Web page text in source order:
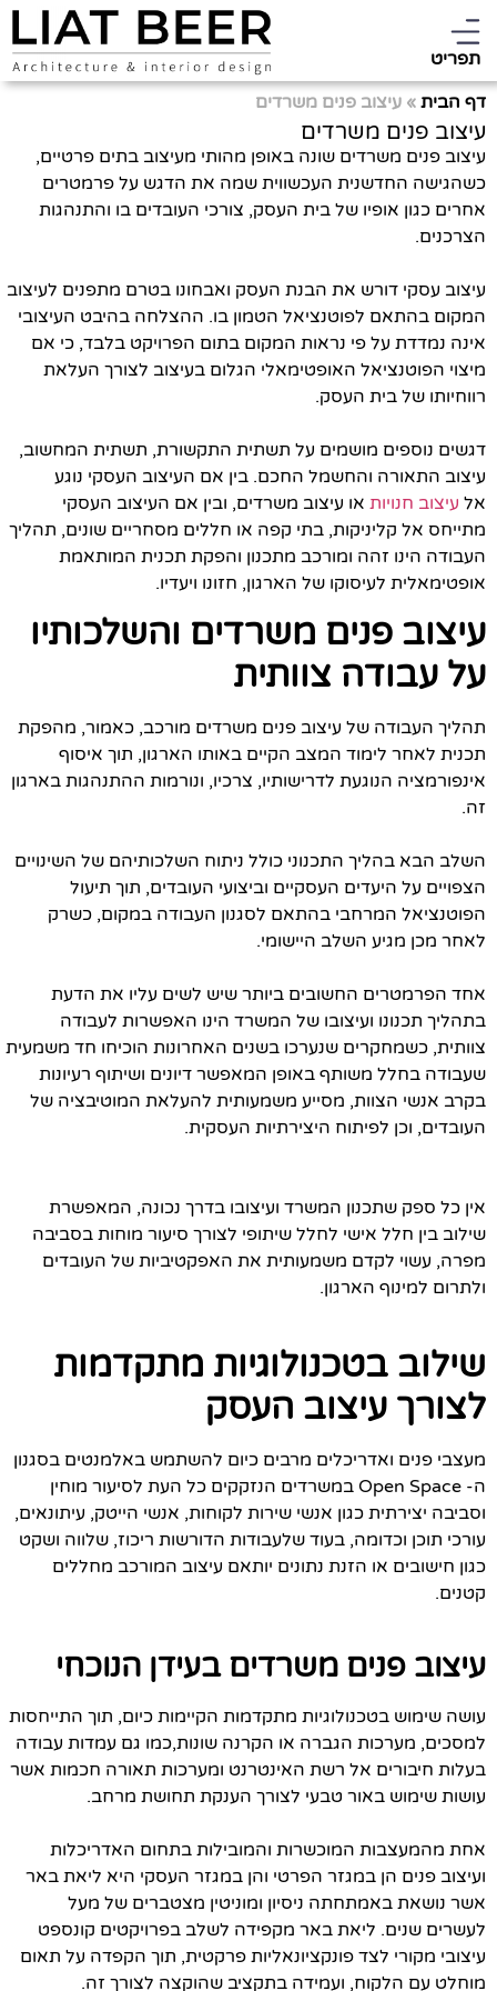
דף הבית » עיצוב פנים משרדים
עיצוב פנים משרדים
עיצוב פנים משרדים שונה באופן מהותי מעיצוב בתים פרטיים,
כשהגישה החדשנית העכשווית שמה את הדגש על פרמטרים
אחרים כגון אופיו של בית העסק, צורכי העובדים בו והתנהגות
הצרכנים.
עיצוב עסקי דורש את הבנת העסק ואבחונו בטרם מתפנים לעיצוב
המקום בהתאם לפוטנציאל הטמון בו. ההצלחה בהיבט העיצובי
אינה נמדדת על פי נראות המקום בתום הפרויקט בלבד, כי אם
מיצוי הפוטנציאל האופטימאלי הגלום בעיצוב לצורך העלאת
רווחיותו של בית העסק.
דגשים נוספים מושמים על תשתית התקשורת, תשתית המחשוב,
עיצוב התאורה והחשמל החכם. בין אם העיצוב העסקי נוגע
אל עיצוב חנויות או עיצוב משרדים, ובין אם העיצוב העסקי
מתייחס אל קליניקות, בתי קפה או חללים מסחריים שונים, תהליך
העבודה הינו זהה ומורכב מתכנון והפקת תכנית המותאמת
אופטימאלית לעיסוקו של הארגון, חזונו ויעדיו.
עיצוב פנים משרדים והשלכותיו
על עבודה צוותית
תהליך העבודה של עיצוב פנים משרדים מורכב, כאמור, מהפקת
תכנית לאחר לימוד המצב הקיים באותו הארגון, תוך איסוף
אינפורמציה הנוגעת לדרישותיו, צרכיו, ונורמות ההתנהגות בארגון
זה.
השלב הבא בהליך התכנוני כולל ניתוח השלכותיהם של השינויים
הצפויים על היעדים העסקיים וביצועי העובדים, תוך תיעול
הפוטנציאל המרחבי בהתאם לסגנון העבודה במקום, כשרק
לאחר מכן מגיע השלב היישומי.
אחד הפרמטרים החשובים ביותר שיש לשים עליו את הדעת
בתהליך תכנונו ועיצובו של המשרד הינו האפשרות לעבודה
צוותית, כשמחקרים שנערכו בשנים האחרונות הוכיחו חד משמעית
שעבודה בחלל משותף באופן המאפשר דיונים ושיתוף רעיונות
בקרב אנשי הצוות, מסייע משמעותית להעלאת המוטיבציה של
העובדים, וכן לפיתוח היצירתיות העסקית.
אין כל ספק שתכנון המשרד ועיצובו בדרך נכונה, המאפשרת
שילוב בין חלל אישי לחלל שיתופי לצורך סיעור מוחות בסביבה
מפרה, עשוי לקדם משמעותית את האפקטיביות של העובדים
ולתרום למינוף הארגון.
שילוב בטכנולוגיות מתקדמות
לצורך עיצוב העסק
מעצבי פנים ואדריכלים מרבים כיום להשתמש באלמנטים בסגנון
ה- Open Space במשרדים הנזקקים כל העת לסיעור מוחין
וסביבה יצירתית כגון אנשי שירות לקוחות, אנשי הייטק, עיתונאים,
עורכי תוכן וכדומה, בעוד שלעבודות הדורשות ריכוז, שלווה ושקט
כגון חישובים או הזנת נתונים יותאם עיצוב המורכב מחללים
קטנים.
עיצוב פנים משרדים בעידן הנוכחי
עושה שימוש בטכנולוגיות מתקדמות הקיימות כיום, תוך התייחסות
למסכים, מערכות הגברה או הקרנה שונות,כמו גם עמדות עבודה
בעלות חיבורים אל רשת האינטרנט ומערכות תאורה חכמות אשר
עושות שימוש באור טבעי לצורך הענקת תחושת מרחב.
אחת מהמעצבות המוכשרות והמובילות בתחום האדריכלות
ועיצוב פנים הן במגזר הפרטי והן במגזר העסקי היא ליאת באר
אשר נושאת באמתחתה ניסיון ומוניטין מצטברים של מעל
לעשרים שנים. ליאת באר מקפידה לשלב בפרויקטים קונספט
עיצובי מקורי לצד פונקציונאליות פרקטית, תוך הקפדה על תאום
מוחלט עם הלקוח, ועמידה בתקציב שהוקצה לצורך זה.
תפריט